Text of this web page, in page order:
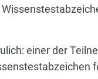
einer der